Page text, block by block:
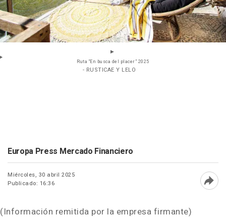
Ruta “En busca del placer” 2025
- RUSTICAE Y LELO
Europa Press Mercado Financiero
Miércoles, 30 abril 2025
Publicado: 16:36
(Información remitida por la empresa firmante)